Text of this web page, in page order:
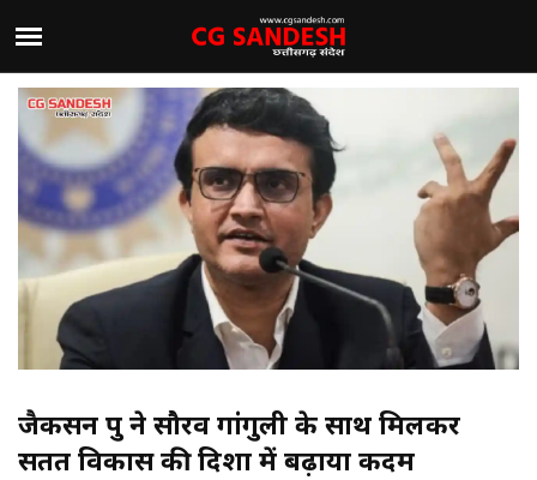
जैकसन ग्रुप ने सौरव गांगुली के साथ मिलकर
सतत विकास की दिशा में बढ़ाया कदम